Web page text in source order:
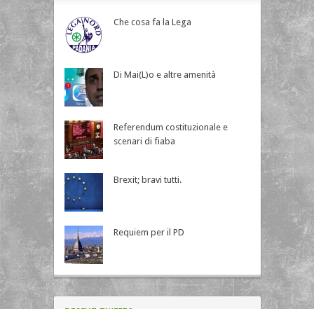
Che cosa fa la Lega
Di Mai(L)o e altre amenità
Referendum costituzionale e
scenari di fiaba
Brexit; bravi tutti.
Requiem per il PD